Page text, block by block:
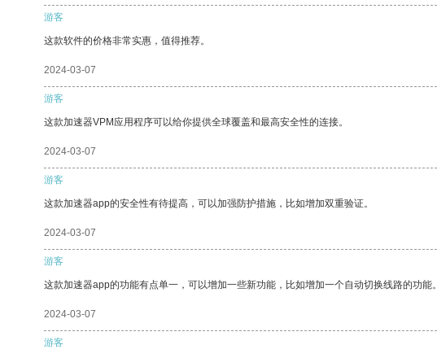
游客
这款软件的价格非常实惠，值得推荐。
2024-03-07
游客
这款加速器VPM应用程序可以给你提供全球覆盖和最高安全性的连接。
2024-03-07
游客
这款加速器app的安全性有待提高，可以加强防护措施，比如增加双重验证。
2024-03-07
游客
这款加速器app的功能有点单一，可以增加一些新功能，比如增加一个自动切换线路的功能。
2024-03-07
游客